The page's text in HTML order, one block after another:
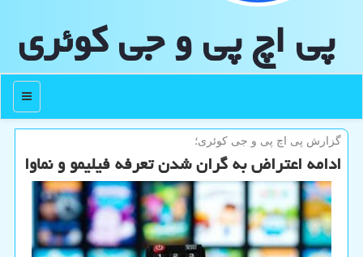
پی اچ پی و جی كوئری
منو
گزارش پی اچ پی و جی كوئری؛
ادامه اعتراض به گران شدن تعرفه فیلیمو و نماوا